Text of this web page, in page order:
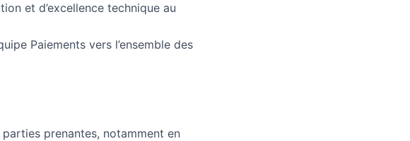
et d’excellence technique au
Paiements vers l’ensemble des
prenantes, notamment en